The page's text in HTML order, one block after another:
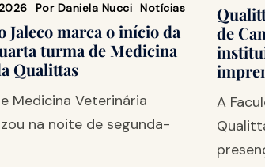
Por Daniela Nucci Notícias
Jaleco marca o início da
turma de Medicina
Qualittas
Medicina Veterinária
na noite de segunda-
de
A